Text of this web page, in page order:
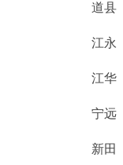
道县
江永
江华
宁远
新田